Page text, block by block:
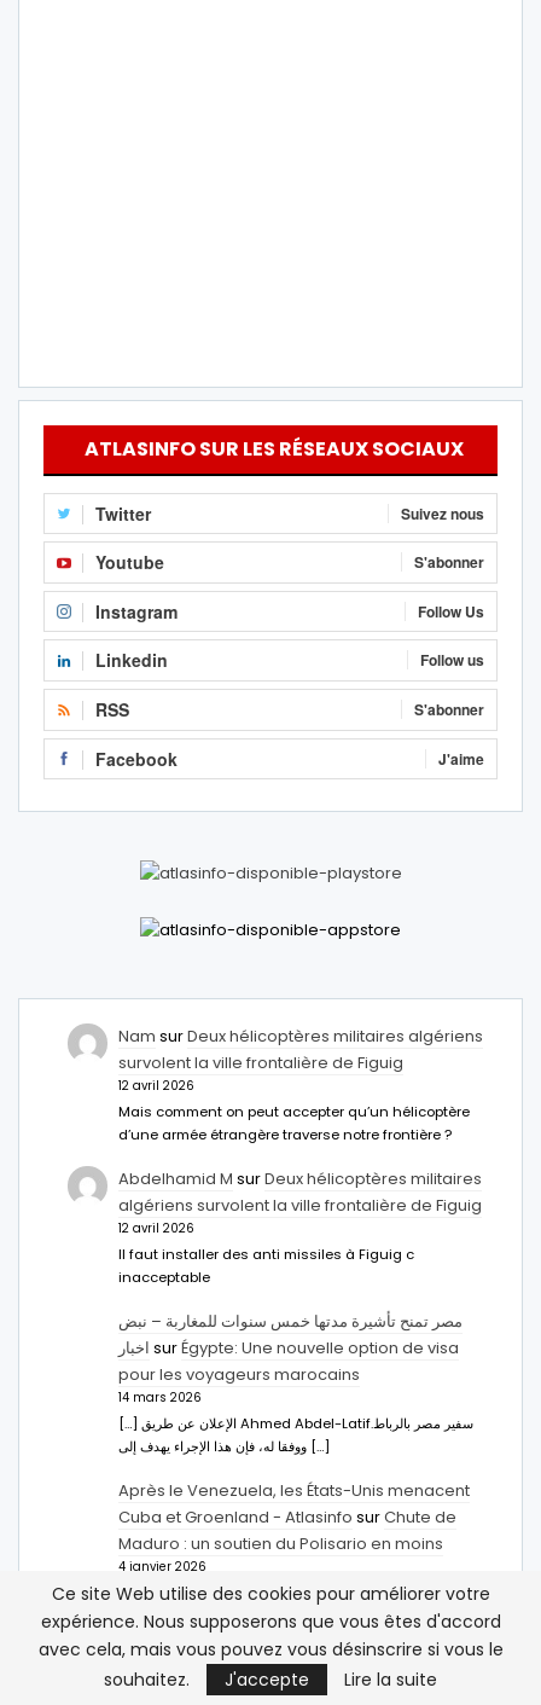
ATLASINFO SUR LES RÉSEAUX SOCIAUX
Twitter Suivez nous
Youtube S'abonner
Instagram Follow Us
Linkedin Follow us
RSS S'abonner
Facebook J'aime
Nam surDeux hélicoptères militaires algériens
survolent la ville frontalière de Figuig
12 avril 2026
Mais comment on peut accepter qu’un hélicoptère
d’une armée étrangère traverse notre frontière ?
Abdelhamid M surDeux hélicoptères militaires
algériens survolent la ville frontalière de Figuig
12 avril 2026
Il faut installer des anti missiles à Figuig c
inacceptable
مصر تمنح تأشيرة مدتها خمس سنوات للمغاربة – نبض
اخبار surÉgypte: Une nouvelle option de visa
pour les voyageurs marocains
14 mars 2026
[…] الإعلان عن طريق Ahmed Abdel-Latifسفير مصر بالرباط.
ووفقا له، فإن هذا الإجراء يهدف إلى […]
Après le Venezuela, les États-Unis menacent
Cuba et Groenland - Atlasinfo surChute de
Maduro : un soutien du Polisario en moins
4 janvier 2026
[…] Chute de Maduro : un soutien du Polisario en
moins […]
Hachim BennanisurLes États-Unis et le
Maghreb : que veut faire Trump ?
Ce site Web utilise des cookies pour améliorer votre
expérience. Nous supposerons que vous êtes d'accord
avec cela, mais vous pouvez vous désinscrire si vous le
souhaitez.
J'accepte Lire la suite